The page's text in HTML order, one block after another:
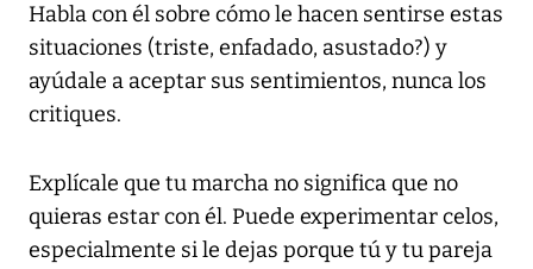
Habla con él sobre cómo le hacen sentirse estas
situaciones (triste, enfadado, asustado?) y
ayúdale a aceptar sus sentimientos, nunca los
critiques.
Explícale que tu marcha no significa que no
quieras estar con él. Puede experimentar celos,
especialmente si le dejas porque tú y tu pareja